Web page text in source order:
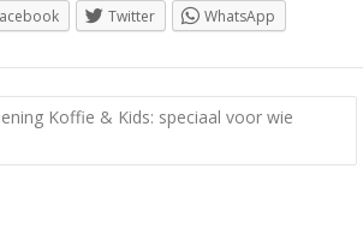
Twitter WhatsApp
Koffie & Kids: speciaal voor wie